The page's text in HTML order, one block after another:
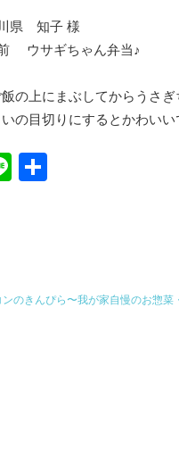
県 知子様
前 ウサギちゃん弁当♪
の上にまぶしてからうさ
の目切りにするとかわいい
Li
のきんぴら〜我が家自慢のお惣菜